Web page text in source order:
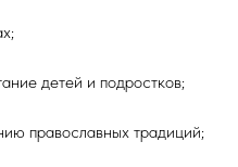
детей и подростков;
православных традиций;